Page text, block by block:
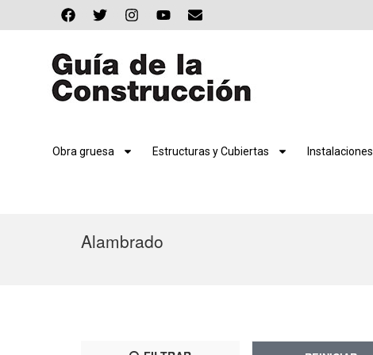
Obra gruesa Estructuras y Cubiertas Instalaciones
Alambrado